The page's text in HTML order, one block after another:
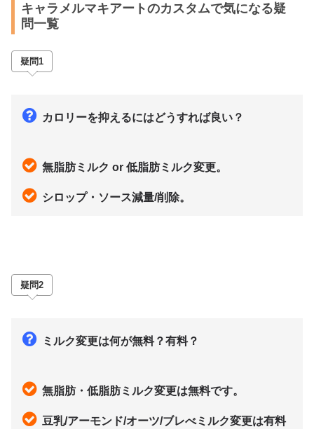
キャラメルマキアートのカスタムで気になる疑
問一覧
疑問1
カロリーを抑えるにはどうすれば良い？
無脂肪ミルク or 低脂肪ミルク変更。
シロップ・ソース減量/削除。
疑問2
ミルク変更は何が無料？有料？
無脂肪・低脂肪ミルク変更は無料です。
豆乳/アーモンド/オーツ/ブレべミルク変更は有料